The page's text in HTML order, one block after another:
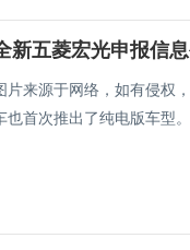
新五菱宏光申报信
片来源于网络，如有侵